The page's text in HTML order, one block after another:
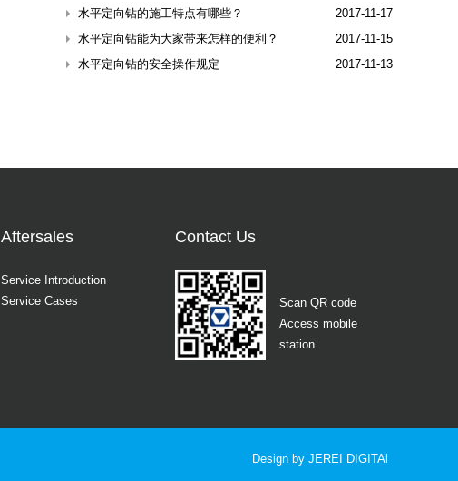
水平定向钻的施工特点有哪些？
2017-11-17
水平定向钻能为大家带来怎样的便利？
2017-11-15
水平定向钻的安全操作规定
2017-11-13
Aftersales
Service Introduction
Service Cases
Contact Us
Scan QR code
Access mobile
station
Design by JEREI DIGITAl